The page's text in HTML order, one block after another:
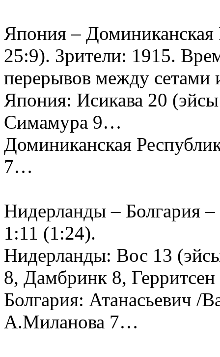
Япония – Доминиканская
25:9). Зрители: 1915.
перерывов между сетами
Япония: Исикава 20
Симамура 9…
Доминиканская
7…
Нидерланды – Болгария
1:11 (1:24).
Нидерланды: Вос 13
8, Дамбринк 8,
Болгария: Атанасьевич /
А.Миланова 7…